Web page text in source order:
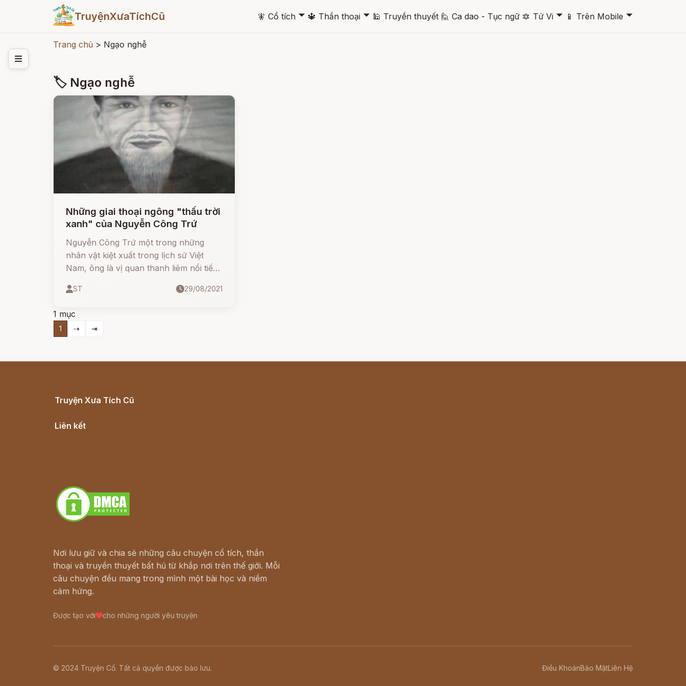
TruyệnXưaTíchCũ 🧚 Cổ tích 🞃 🔱 Thần thoại 🞃 🕌 Truyền thuyết 🙋 Ca dao - Tục ngữ 🔯 Tử Vi 🞃 📱 Trên Mobile 🞃
Trang chủ > Ngạo nghễ
🏷 Ngạo nghễ
Những giai thoại ngông "thấu trời
xanh" của Nguyễn Công Trứ
Nguyễn Công Trứ một trong những
nhân vật kiệt xuất trong lịch sử Việt
Nam, ông là vị quan thanh liêm nổi tiếng
tự do và vô cùng ngang tàng, ngạo
ST 29/08/2021
1 mục
1 ⇢ ⇥
Truyện Xưa Tích Cũ
Liên kết
Nơi lưu giữ và chia sẻ những câu chuyện cổ tích, thần
thoại và truyền thuyết bất hủ từ khắp nơi trên thế giới. Mỗi
câu chuyện đều mang trong mình một bài học và niềm
cảm hứng.
Được tạo với cho những người yêu truyện
© 2024 Truyện Cổ. Tất cả quyền được bảo lưu. Điều KhoảnBảo MậtLiên Hệ